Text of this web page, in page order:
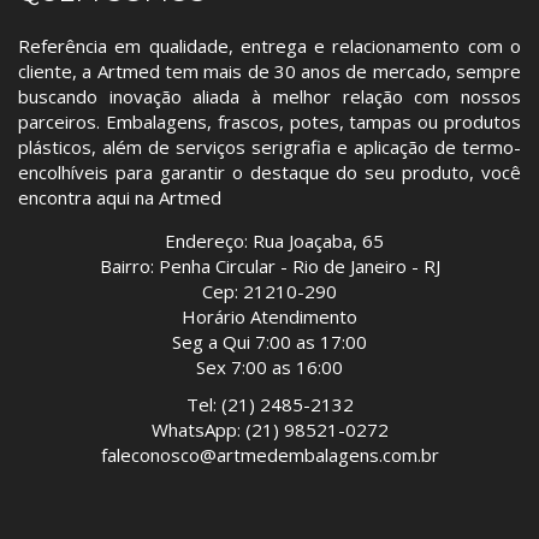
Referência em qualidade, entrega e relacionamento com o
cliente, a Artmed tem mais de 30 anos de mercado, sempre
buscando inovação aliada à melhor relação com nossos
parceiros. Embalagens, frascos, potes, tampas ou produtos
plásticos, além de serviços serigrafia e aplicação de termo-
encolhíveis para garantir o destaque do seu produto, você
encontra aqui na Artmed
Endereço: Rua Joaçaba, 65
Bairro: Penha Circular - Rio de Janeiro - RJ
Cep: 21210-290
Horário Atendimento
Seg a Qui 7:00 as 17:00
Sex 7:00 as 16:00
Tel: (21) 2485-2132
WhatsApp: (21) 98521-0272
faleconosco@artmedembalagens.com.br